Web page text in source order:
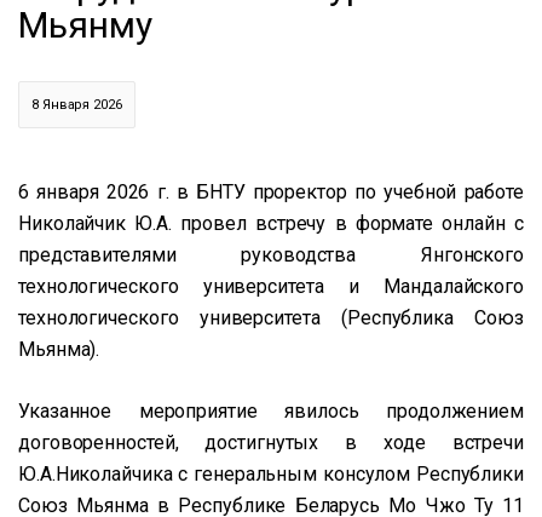
Мьянму
8 Января 2026
6 января 2026 г. в БНТУ проректор по учебной работе
Николайчик Ю.А. провел встречу в формате онлайн с
представителями руководства Янгонского
технологического университета и Мандалайского
технологического университета (Республика Союз
Мьянма).
Указанное мероприятие явилось продолжением
договоренностей, достигнутых в ходе встречи
Ю.А.Николайчика с генеральным консулом Республики
Союз Мьянма в Республике Беларусь Мо Чжо Ту 11